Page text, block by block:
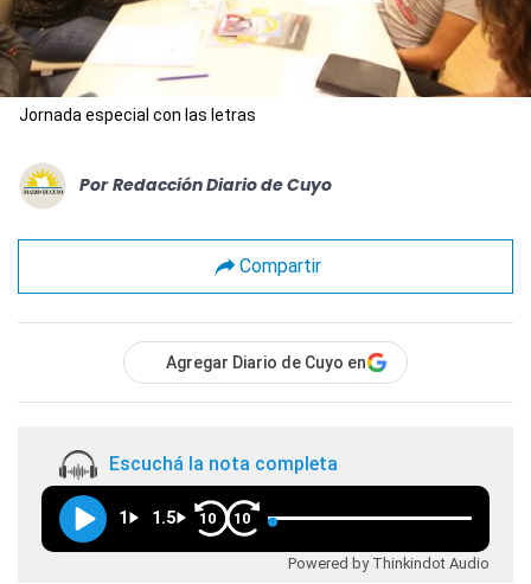
Jornada especial con las letras
Por Redacción Diario de Cuyo
Compartir
Agregar Diario de Cuyo en
Escuchá la nota completa
1 1.5 10 10
Powered by Thinkindot Audio